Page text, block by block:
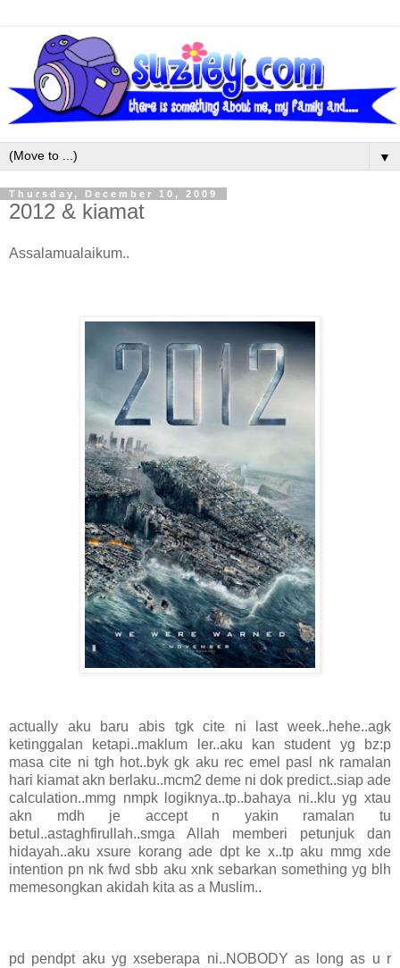
▼
Thursday, December 10, 2009
2012 & kiamat
Assalamualaikum..
actually aku baru abis tgk cite ni last week..hehe..agk
ketinggalan ketapi..maklum ler..aku kan student yg bz:p
masa cite ni tgh hot..byk gk aku rec emel pasl nk ramalan
hari kiamat akn berlaku..mcm2 deme ni dok predict..siap ade
calculation..mmg nmpk logiknya..tp..bahaya ni..klu yg xtau
akn mdh je accept n yakin ramalan tu
betul..astaghfirullah..smga Allah memberi petunjuk dan
hidayah..aku xsure korang ade dpt ke x..tp aku mmg xde
intention pn nk fwd sbb aku xnk sebarkan something yg blh
memesongkan akidah kita as a Muslim..
pd pendpt aku yg xseberapa ni..NOBODY as long as u r